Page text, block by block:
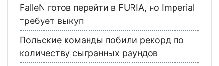
FalleN готов перейти в FURIA, но Imperial
требует выкуп
Польские команды побили рекорд по
количеству сыгранных раундов